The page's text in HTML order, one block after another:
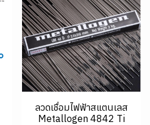
ลวดเชื่อมไฟฟ้าสแตนเลส
Metallogen 4842 Ti